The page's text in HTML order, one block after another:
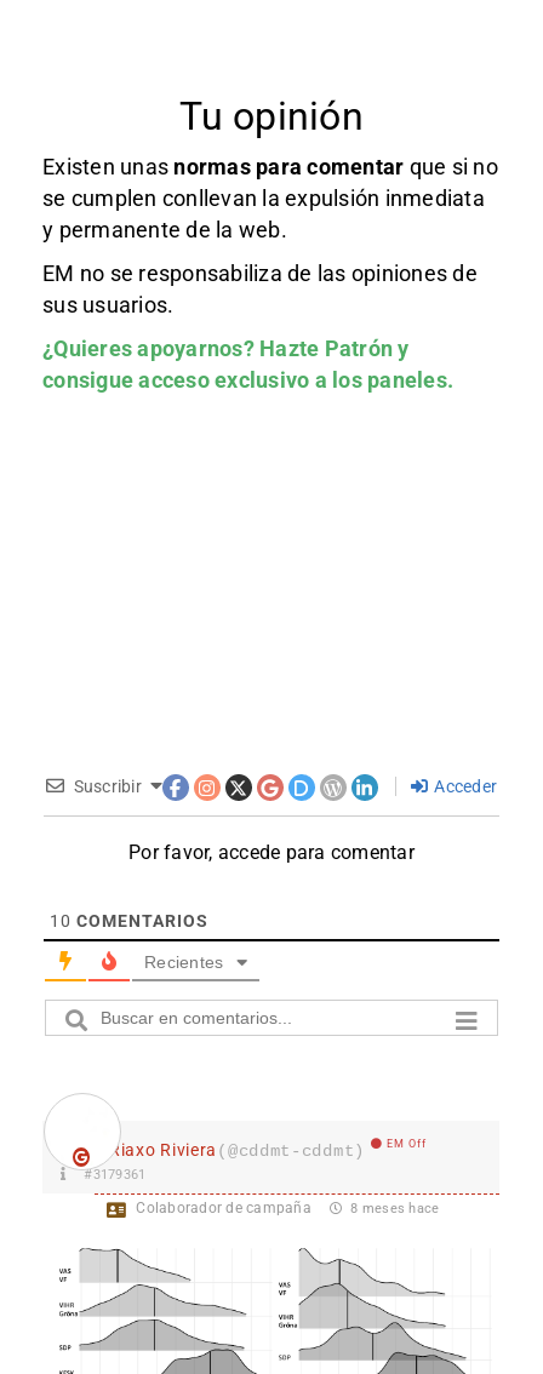
Tu opinión
Existen unas normas para comentar que si no
se cumplen conllevan la expulsión inmediata
y permanente de la web.
EM no se responsabiliza de las opiniones de
sus usuarios.
¿Quieres apoyarnos? Hazte Patróny
consigue acceso exclusivo a los paneles.
Suscribir Acceder
Por favor, accede para comentar
10 COMENTARIOS
Recientes
Riaxo Riviera (@cddmt-cddmt) EM Off
#3179361
Colaborador de campaña 8 meses hace